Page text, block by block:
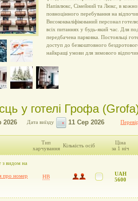
Напівлюкс, Сімейний та Люкс, в
повноцінного перебування на
Висококваліфікований персонал
всіх питаннях у будь-який час. Для
передбачена парковка. Постояльці
доступ до безкоштовного
найкращі умови для зимового
у готелі Грофа
Дата виїзду
Тип
харчування Кількість осіб
Ціна
за 1 ніч
з видом на
про номер
HB
UAH
5600